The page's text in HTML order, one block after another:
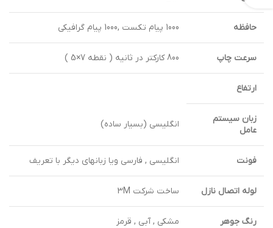
حافظه 1000 پیام تکست ,1000 پیام گرافیکی
سرعت چاپ 800 کارکتر در ثانیه ( نقطه 7×5 )
ارتفاع
زبان سیستم
عامل
انگلیسی (بسیار ساده)
فونت انگلیسی , فارسی ویا زبانهای دیگر با تعریف
لوله اتصال نازل ساخت شرکت 3M
رنگ جوهر مشکی , آبی , قرمز